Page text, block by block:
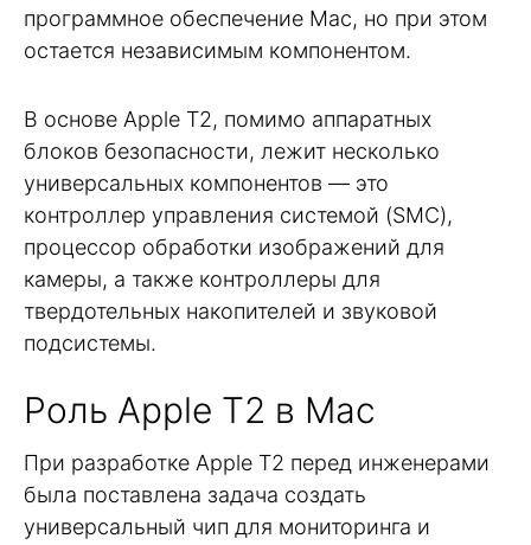
программное обеспечение Mac, но при этом
остается независимым компонентом.
В основе Apple T2, помимо аппаратных
блоков безопасности, лежит несколько
универсальных компонентов — это
контроллер управления системой (SMC),
процессор обработки изображений для
камеры, а также контроллеры для
твердотельных накопителей и звуковой
подсистемы.
Роль Apple T2 в Mac
При разработке Apple T2 перед инженерами
была поставлена задача создать
универсальный чип для мониторинга и